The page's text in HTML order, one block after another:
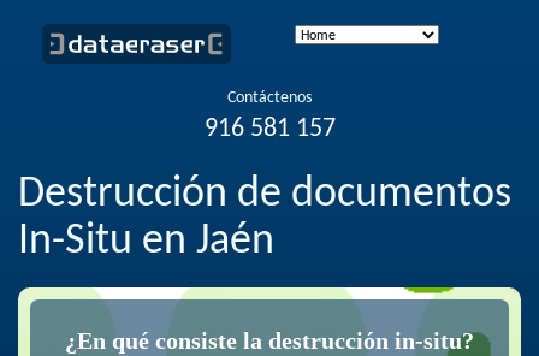
Contáctenos
916 581 157
Destrucción de documentos
In-Situ en Jaén
¿En qué consiste la destrucción in-situ?